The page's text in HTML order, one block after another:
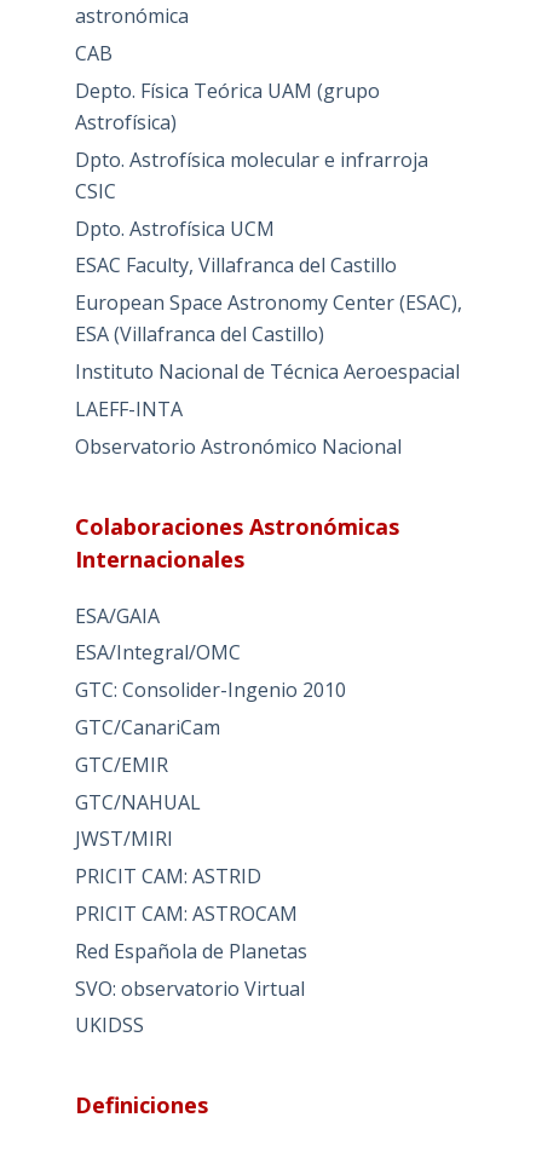
astronómica
CAB
Depto. Física Teórica UAM (grupo
Astrofísica)
Dpto. Astrofísica molecular e infrarroja
CSIC
Dpto. Astrofísica UCM
ESAC Faculty, Villafranca del Castillo
European Space Astronomy Center (ESAC),
ESA (Villafranca del Castillo)
Instituto Nacional de Técnica Aeroespacial
LAEFF-INTA
Observatorio Astronómico Nacional
Colaboraciones Astronómicas
Internacionales
ESA/GAIA
ESA/Integral/OMC
GTC: Consolider-Ingenio 2010
GTC/CanariCam
GTC/EMIR
GTC/NAHUAL
JWST/MIRI
PRICIT CAM: ASTRID
PRICIT CAM: ASTROCAM
Red Española de Planetas
SVO: observatorio Virtual
UKIDSS
Definiciones